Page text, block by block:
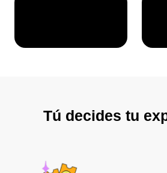
Tú decides tu